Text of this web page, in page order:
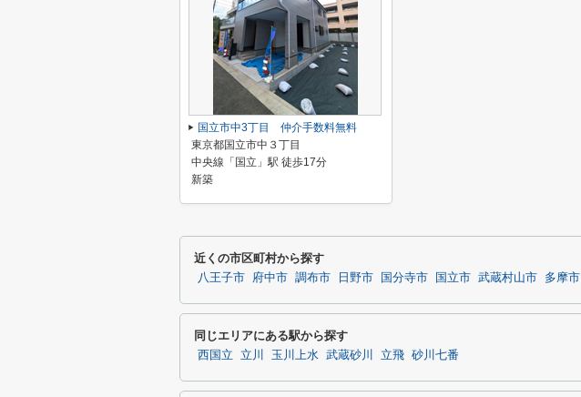
国立市中3丁目 仲介手数料無料
東京都国立市中３丁目
中央線「国立」駅 徒歩17分
新築
近くの市区町村から探す
八王子市 府中市 調布市 日野市 国分寺市 国立市 武蔵村山市 多摩市
同じエリアにある駅から探す
西国立 立川 玉川上水 武蔵砂川 立飛 砂川七番